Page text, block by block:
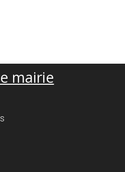
mairie